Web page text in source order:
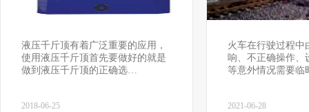
液压千斤顶有着广泛重要的应用，
使用液压千斤顶首先要做好的就是
做到液压千斤顶的正确选…
2018-06-25
火车在行驶过程中
响、不正确操作、
等意外情况需要
2021-06-28